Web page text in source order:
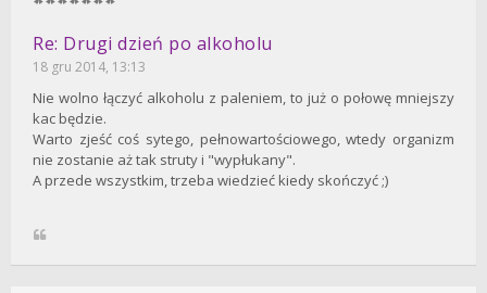
Re: Drugi dzień po alkoholu
18 gru 2014, 13:13
Nie wolno łączyć alkoholu z paleniem, to już o połowę mniejszy
kac będzie.
Warto zjeść coś sytego, pełnowartościowego, wtedy organizm
nie zostanie aż tak struty i "wypłukany".
A przede wszystkim, trzeba wiedzieć kiedy skończyć ;)